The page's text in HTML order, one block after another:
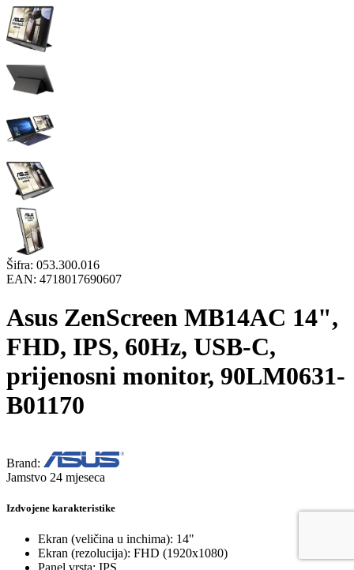
Šifra: 053.300.016
EAN: 4718017690607
Asus ZenScreen MB14AC 14",
FHD, IPS, 60Hz, USB-C,
prijenosni monitor, 90LM0631-
B01170
Brand:
Jamstvo 24 mjeseca
Izdvojene karakteristike
Ekran (veličina u inchima): 14"
Ekran (rezolucija): FHD (1920x1080)